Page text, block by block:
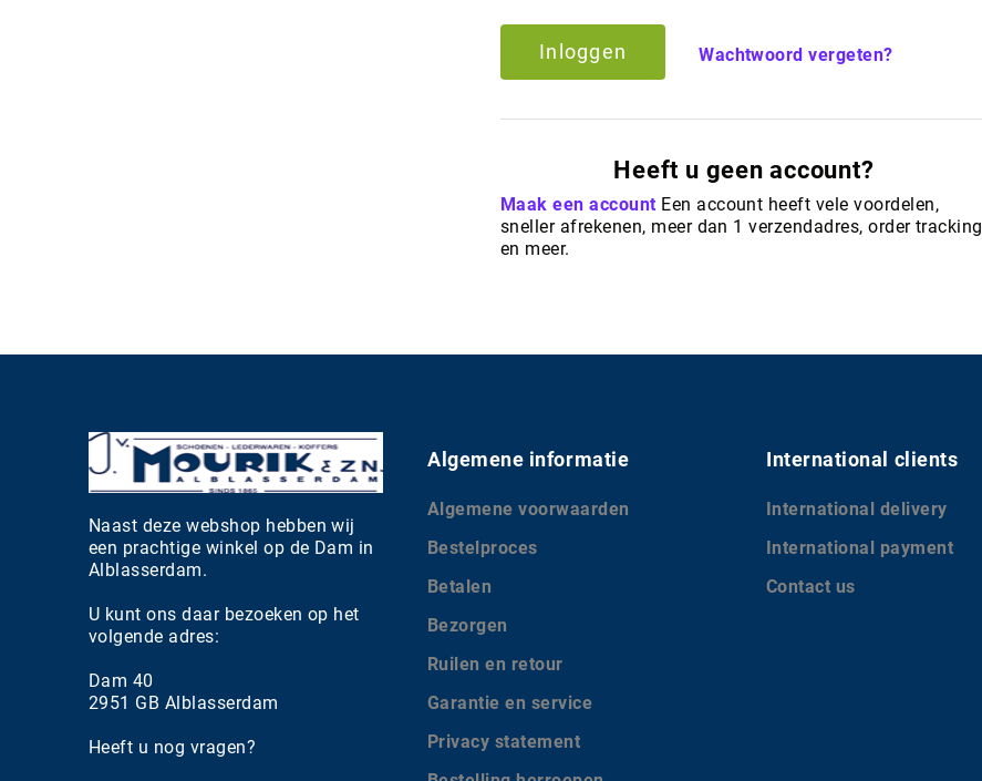
Inloggen Wachtwoord vergeten?
Heeft u geen account?
Maak een account Een account heeft vele voordelen,
sneller afrekenen, meer dan 1 verzendadres, order tracking
en meer.
Naast deze webshop hebben wij
een prachtige winkel op de Dam in
Alblasserdam.
U kunt ons daar bezoeken op het
volgende adres:
Dam 40
2951 GB Alblasserdam
Heeft u nog vragen?
Algemene informatie
Algemene voorwaarden
Bestelproces
Betalen
Bezorgen
Ruilen en retour
Garantie en service
Privacy statement
International clients
International delivery
International payment
Contact us